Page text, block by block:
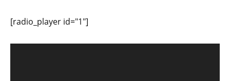
[radio_player id="1"]